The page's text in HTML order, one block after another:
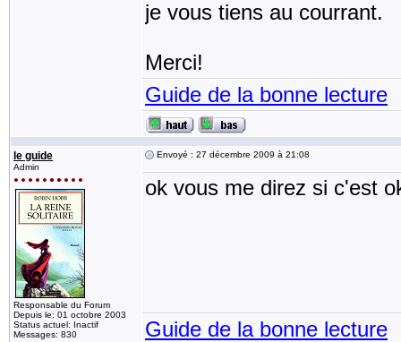
je vous tiens au courrant.
Merci!
Guide de la bonne lecture
le guide
Admin
Responsable du Forum
Depuis le: 01 octobre 2003
Status actuel: Inactif
Messages: 830
Envoyé : 27 décembre 2009 à 21:08
ok vous me direz si c'est
Guide de la bonne lecture